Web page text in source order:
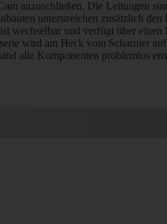
anzuschließen. Die Leitungen
unterstreichen zusätzlich den
wechselbar und verfügt über
wird am Heck vom Scharnier
alle Komponenten problemlos